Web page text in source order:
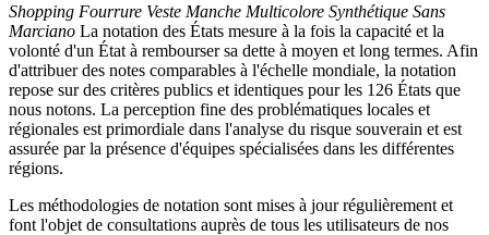
Shopping Fourrure Veste Manche Multicolore Synthétique Sans
Marciano La notation des États mesure à la fois la capacité et la
volonté d'un État à rembourser sa dette à moyen et long termes. Afin
d'attribuer des notes comparables à l'échelle mondiale, la notation
repose sur des critères publics et identiques pour les 126 États que
nous notons. La perception fine des problématiques locales et
régionales est primordiale dans l'analyse du risque souverain et est
assurée par la présence d'équipes spécialisées dans les différentes
régions.
Les méthodologies de notation sont mises à jour régulièrement et
font l'objet de consultations auprès de tous les utilisateurs de nos